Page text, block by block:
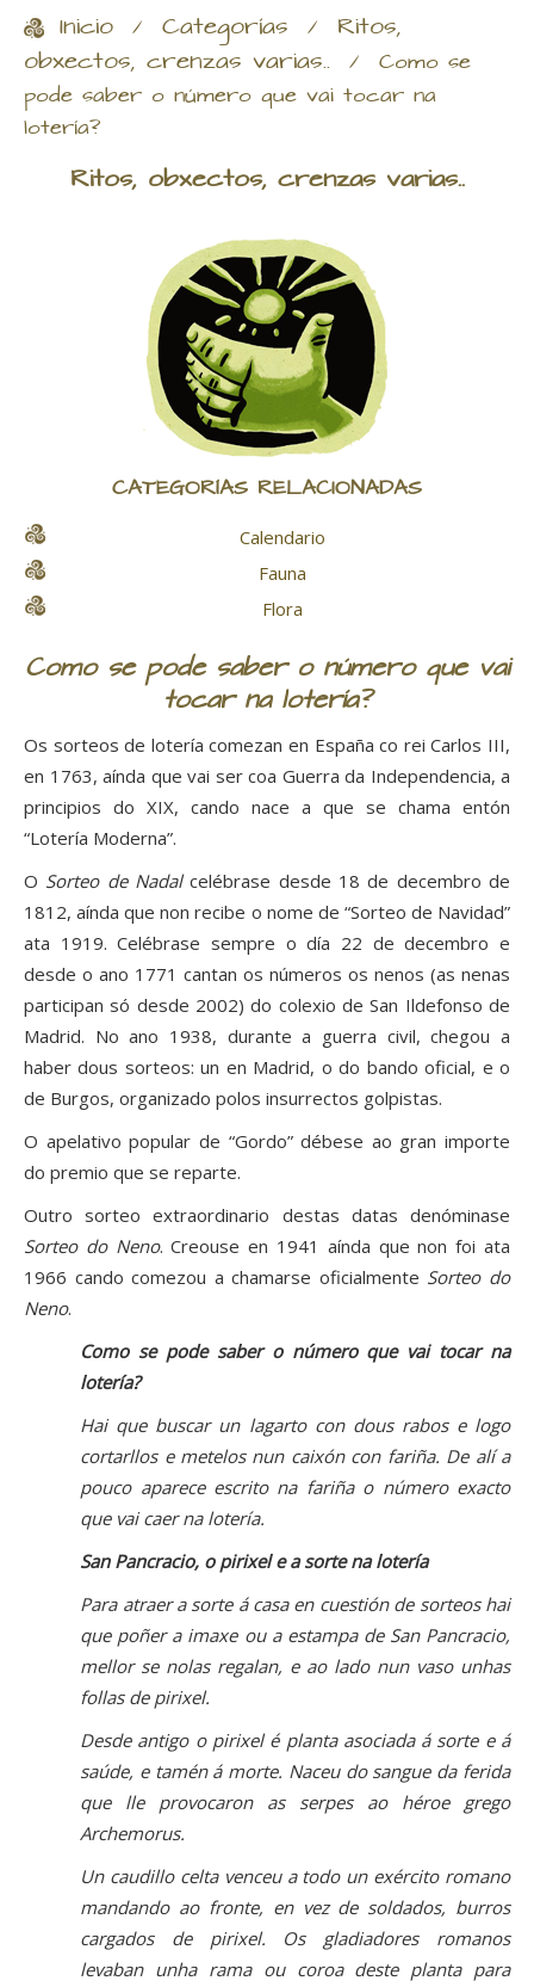
Inicio / Categorías / Ritos,
obxectos, crenzas varias.. / Como se
pode saber o número que vai tocar na
lotería?
Ritos, obxectos, crenzas varias..
CATEGORÍAS RELACIONADAS
Calendario
Fauna
Flora
Como se pode saber o número que vai
tocar na lotería?
Os sorteos de lotería comezan en España co rei Carlos III,
en 1763, aínda que vai ser coa Guerra da Independencia, a
principios do XIX, cando nace a que se chama entón
“Lotería Moderna”.
O Sorteo de Nadalcelébrase desde 18 de decembro de
1812, aínda que non recibe o nome de “Sorteo de Navidad”
ata 1919. Celébrase sempre o día 22 de decembro e
desde o ano 1771 cantan os números os nenos (as nenas
participan só desde 2002) do colexio de San Ildefonso de
Madrid. No ano 1938, durante a guerra civil, chegou a
haber dous sorteos: un en Madrid, o do bando oficial, e o
de Burgos, organizado polos insurrectos golpistas.
O apelativo popular de “Gordo” débese ao gran importe
do premio que se reparte.
Outro sorteo extraordinario destas datas denóminase
Sorteo do Neno. Creouse en 1941 aínda que non foi ata
1966 cando comezou a chamarse oficialmente Sorteo do
Neno.
Como se pode saber o número que vai tocar na
lotería?
Hai que buscar un lagarto con dous rabos e logo
cortarllos e metelos nun caixón con fariña. De alí a
pouco aparece escrito na fariña o número exacto
que vai caer na lotería.
San Pancracio, o pirixel e a sorte na lotería
Para atraer a sorte á casa en cuestión de sorteos hai
que poñer a imaxe ou a estampa de San Pancracio,
mellor se nolas regalan, e ao lado nun vaso unhas
follas de pirixel.
Desde antigo o pirixel é planta asociada á sorte e á
saúde, e tamén á morte. Naceu do sangue da ferida
que lle provocaron as serpes ao héroe grego
Archemorus.
Un caudillo celta venceu a todo un exército romano
mandando ao fronte, en vez de soldados, burros
cargados de pirixel. Os gladiadores romanos
levaban unha rama ou coroa deste planta para